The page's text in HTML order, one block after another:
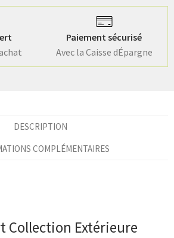
Paiement sécurisé
Avec la Caisse dÉpargne
DESCRIPTION
COMPLÉMENTAIRES
Collection Extérieure